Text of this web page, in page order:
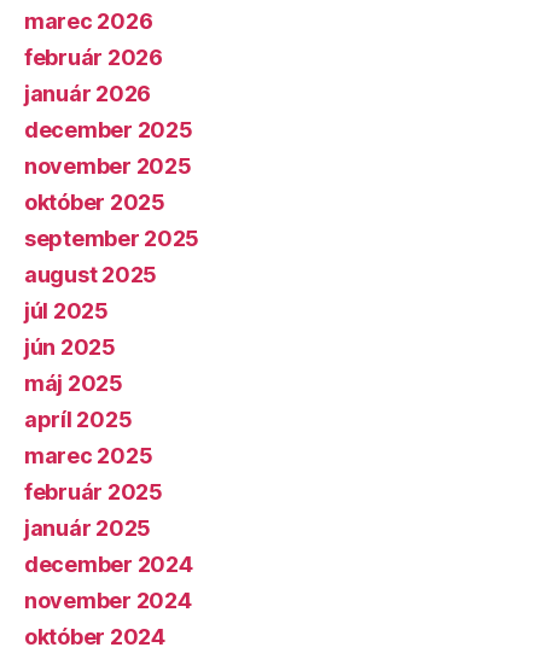
marec 2026
február 2026
január 2026
december 2025
november 2025
október 2025
september 2025
august 2025
júl 2025
jún 2025
máj 2025
apríl 2025
marec 2025
február 2025
január 2025
december 2024
november 2024
október 2024